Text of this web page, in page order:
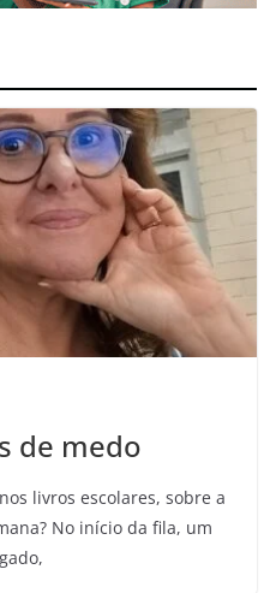
de medo
livros escolares, sobre a
No início da fila, um